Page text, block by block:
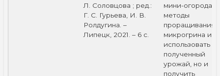
Л. Соловцова ; ред.:
Г. С. Гурьева, И. В.
Ролдугина. –
Липецк, 2021. – 6 с.
мини-огорода;
методы
проращивания
микрогрина и
использовать
полученный
урожай, но и
получить